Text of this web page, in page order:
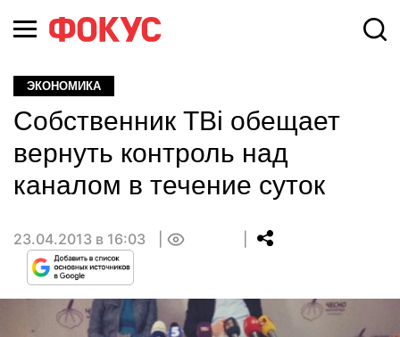
ЭКОНОМИКА
Собственник TBi обещает
вернуть контроль над
каналом в течение суток
23.04.2013 в 16:03